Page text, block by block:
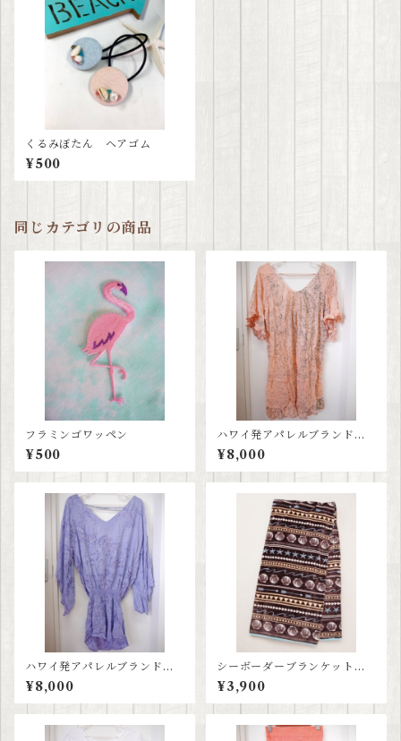
くるみぼたん ヘアゴム
¥500
同じカテゴリの商品
フラミンゴワッペン
¥500
ハワイ発アパレルブランド≪
ティアレハワイ tiare hawaii
≫ サーモンピンクワンピー
ス
¥8,000
ハワイ発アパレルブランド≪
ティアレハワイ tiare hawaii
≫タイダイパープルワンピー
ス
¥8,000
シーボーダーブランケット
大判
¥3,900